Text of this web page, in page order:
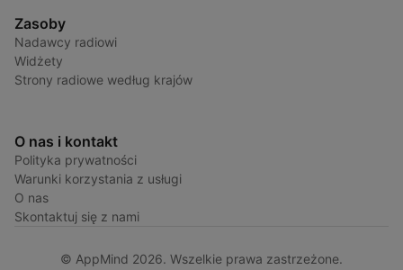
Zasoby
Nadawcy radiowi
Widżety
Strony radiowe według krajów
O nas i kontakt
Polityka prywatności
Warunki korzystania z usługi
O nas
Skontaktuj się z nami
© AppMind 2026. Wszelkie prawa zastrzeżone.